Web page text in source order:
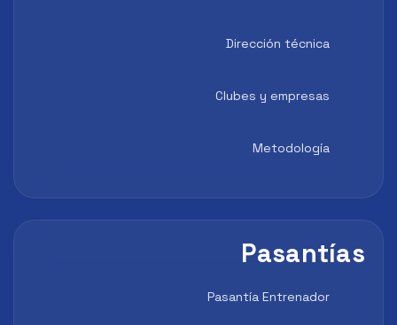
Dirección técnica
Clubes y empresas
Metodología
Pasantías
Pasantía Entrenador